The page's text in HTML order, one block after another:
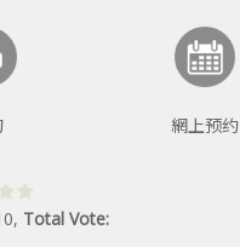
網上预约
, Total Vote: